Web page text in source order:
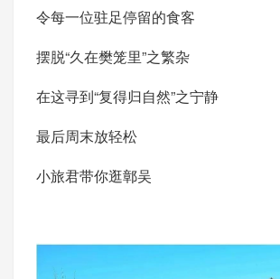
令每一位驻足停留的食客
摆脱“久在樊笼里”之繁杂
在这寻到“复得归自然”之宁静
最后周末放轻松
小旅君带你逛鄣吴